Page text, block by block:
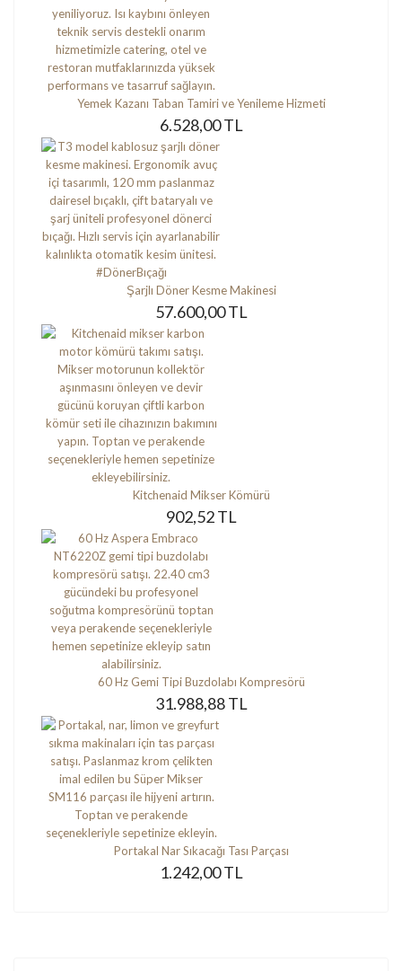
Yemek Kazanı Taban Tamiri ve Yenileme Hizmeti
6.528,00 TL
Şarjlı Döner Kesme Makinesi
57.600,00 TL
Kitchenaid Mikser Kömürü
902,52 TL
60 Hz Gemi Tipi Buzdolabı Kompresörü
31.988,88 TL
Portakal Nar Sıkacağı Tası Parçası
1.242,00 TL